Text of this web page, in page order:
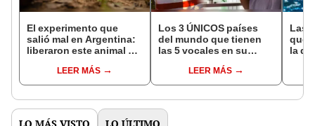
El experimento que
salió mal en Argentina:
liberaron este animal y
bosques milenarios de
la Patagonia
LEER MÁS
Los 3 ÚNICOS países
del mundo que tienen
las 5 vocales en su
con unoLEER MÁS
Las
que
la de